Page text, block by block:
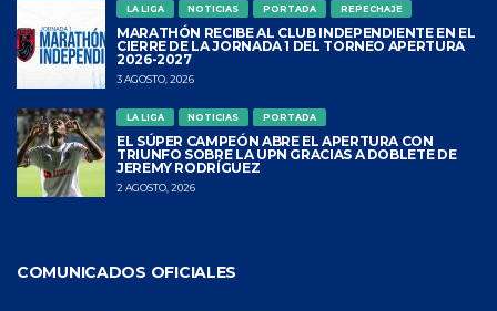
LA LIGA NOTICIAS PORTADA REPECHAJE
MARATHÓN RECIBE AL CLUB INDEPENDIENTE EN EL
CIERRE DE LA JORNADA 1 DEL TORNEO APERTURA
2026-2027
3 AGOSTO, 2026
LA LIGA NOTICIAS PORTADA
EL SÚPER CAMPEÓN ABRE EL APERTURA CON
TRIUNFO SOBRE LA UPN GRACIAS A DOBLETE DE
JEREMY RODRÍGUEZ
2 AGOSTO, 2026
COMUNICADOS OFICIALES